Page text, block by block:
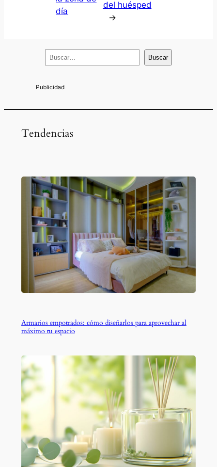
día
del huésped
→
u
Buscar
Tendencias
Armarios empotrados: cómo diseñarlos para aprovechar al
máximo tu espacio